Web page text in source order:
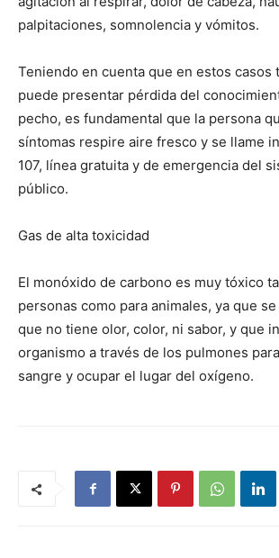
palpitaciones, somnolencia y vómitos.
Teniendo en cuenta que en estos casos
puede presentar pérdida del
pecho, es fundamental que la persona
síntomas respire aire fresco y se llame
107, línea gratuita y de emergencia del
público.
Gas de alta toxicidad
El monóxido de carbono es muy tóxico
personas como para animales, ya que
que no tiene olor, color, ni sabor, y que
organismo a través de los pulmones
sangre y ocupar el lugar del oxígeno.